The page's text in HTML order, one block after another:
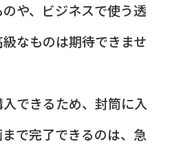
や、ビジネスで使う透
なものは期待できませ
できるため、封筒に入
で完了できるのは、急